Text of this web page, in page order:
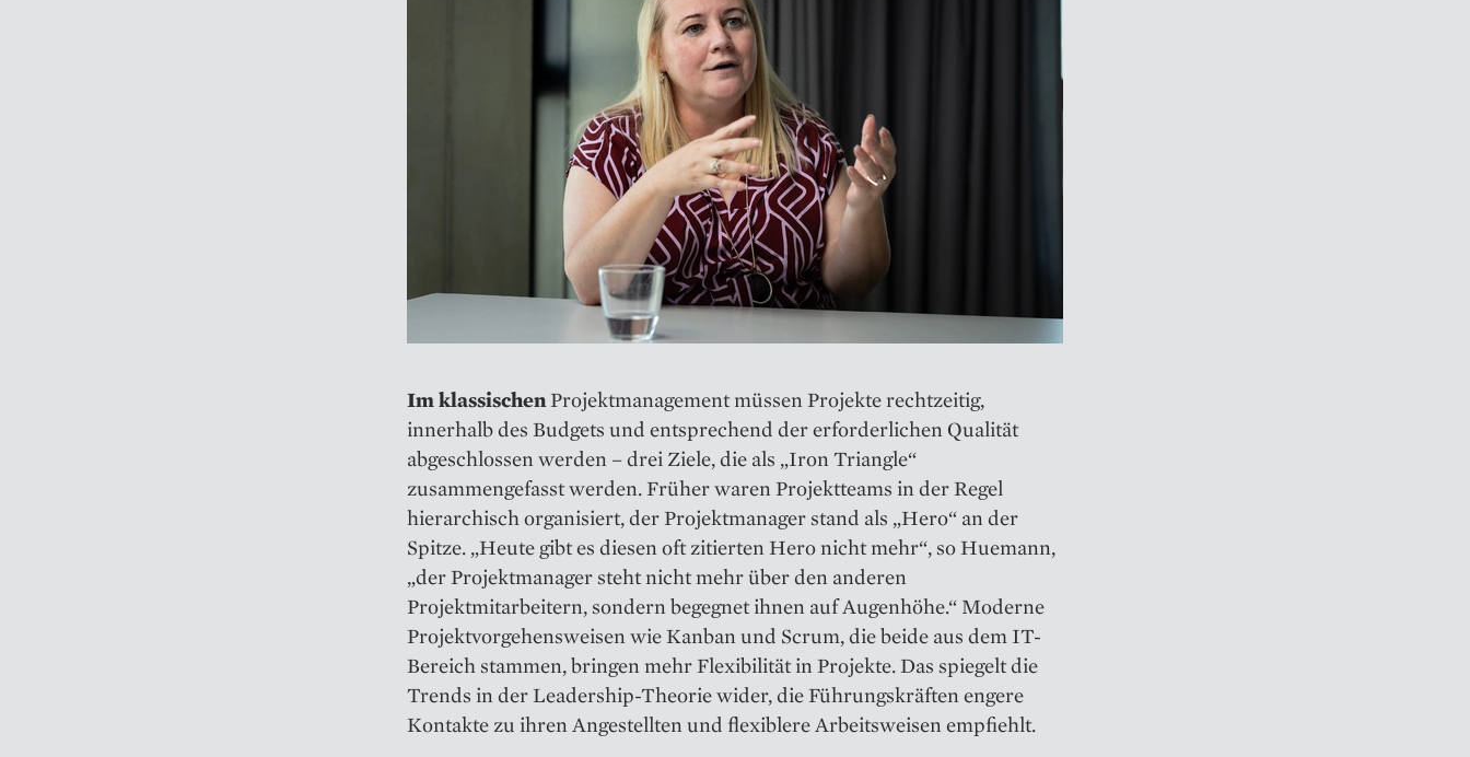
Im klassischenProjektmanagement müssen Projekte rechtzeitig,
innerhalb des Budgets und entsprechend der erforderlichen Qualität
abgeschlossen werden – drei Ziele, die als „Iron Triangle“
zusammengefasst werden. Früher waren Projektteams in der Regel
hierarchisch organisiert, der Projektmanager stand als „Hero“ an der
Spitze. „Heute gibt es diesen oft zitierten Hero nicht mehr“, so Huemann,
„der Projektmanager steht nicht mehr über den anderen
Projektmitarbeitern, sondern begegnet ihnen auf Augenhöhe.“ Moderne
Projektvorgehensweisen wie Kanban und Scrum, die beide aus dem IT-
Bereich stammen, bringen mehr Flexibilität in Projekte. Das spiegelt die
Trends in der Leadership-Theorie wider, die Führungskräften engere
Kontakte zu ihren Angestellten und flexiblere Arbeitsweisen empfiehlt.